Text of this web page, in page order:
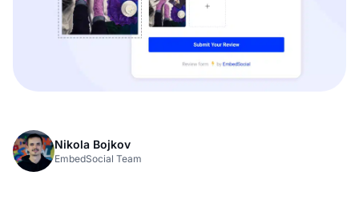
Nikola Bojkov
EmbedSocial Team